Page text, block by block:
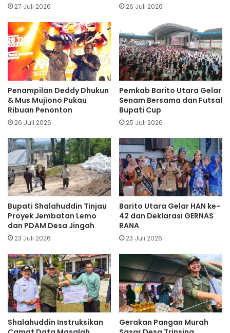
27 Juli 2026 26 Juli 2026
Penampilan Deddy Dhukun
& Mus Mujiono Pukau
Ribuan Penonton
26 Juli 2026
Pemkab Barito Utara Gelar
Senam Bersama dan Futsal
Bupati Cup
25 Juli 2026
Bupati Shalahuddin Tinjau
Proyek Jembatan Lemo
dan PDAM Desa Jingah
23 Juli 2026
Barito Utara Gelar HAN ke-
42 dan Deklarasi GERNAS
RANA
23 Juli 2026
Shalahuddin Instruksikan
Gerakan Pangan Murah